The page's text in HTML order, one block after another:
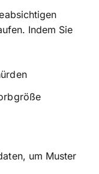
Indem Sie
um Muster